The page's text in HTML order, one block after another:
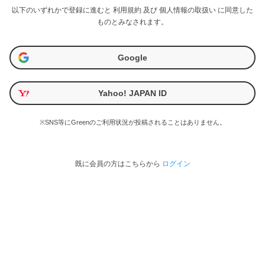
以下のいずれかで登録に進むと 利用規約 及び 個人情報の取扱い に同意した
ものとみなされます。
Google
Yahoo! JAPAN ID
※SNS等にGreenのご利用状況が投稿されることはありません。
既に会員の方はこちらから ログイン